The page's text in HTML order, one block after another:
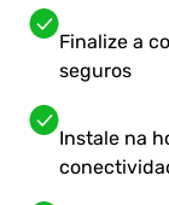
Finalize a
seguros
Instale na